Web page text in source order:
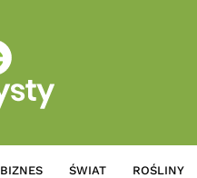
BIZNES ŚWIAT ROŚLINY